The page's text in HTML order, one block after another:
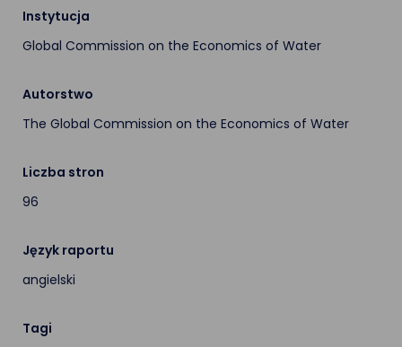
Instytucja
Global Commission on the Economics of Water
Autorstwo
The Global Commission on the Economics of Water
Liczba stron
96
Język raportu
angielski
Tagi